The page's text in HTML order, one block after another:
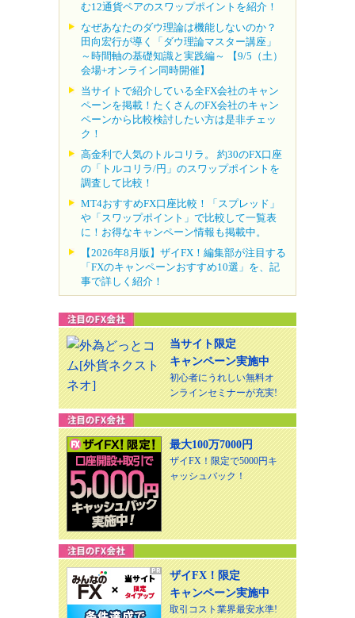
む12通貨ペアのスワップポイントを紹介！
なぜあなたのダウ理論は機能しないのか？
田向宏行が導く「ダウ理論マスター講座」
～時間軸の基礎知識と実践編～ 【9/5（土）
会場+オンライン同時開催】
当サイトで紹介している全FX会社のキャン
ペーンを掲載！たくさんのFX会社のキャン
ペーンから比較検討したい方は是非チェッ
ク！
高金利で人気のトルコリラ。 約30のFX口座
の「トルコリラ/円」のスワップポイントを
調査して比較！
MT4おすすめFX口座比較！「スプレッド」
や「スワップポイント」で比較して一覧表
に！お得なキャンペーン情報も掲載中。
【2026年8月版】ザイFX！編集部が注目する
「FXのキャンペーンおすすめ10選」を、記
事で詳しく紹介！
当サイト限定
キャンペーン実施中
初心者にうれしい無料オ
ンラインセミナーが充実!
最大100万7000円
ザイFX！限定で5000円キ
ャッシュバック！
ザイFX！限定
キャンペーン実施中
取引コスト業界最安水準!